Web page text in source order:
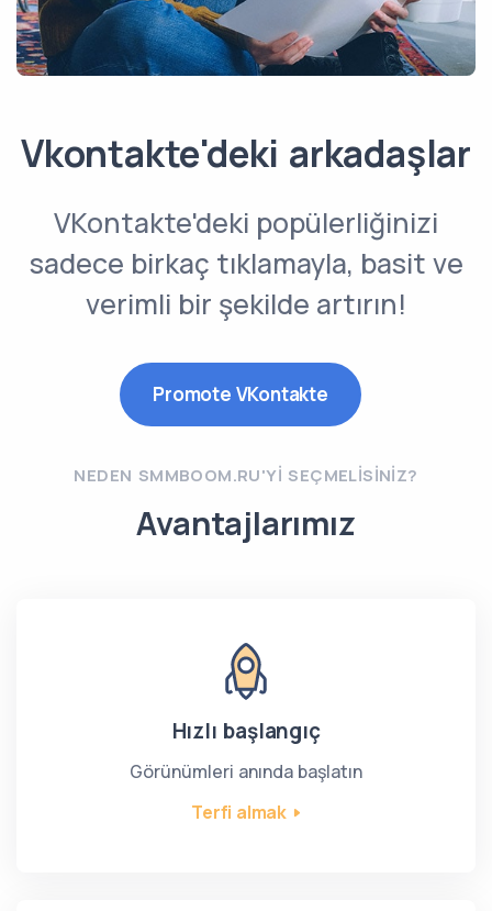
Vkontakte'deki arkadaşlar
VKontakte'deki popülerliğinizi
sadece birkaç tıklamayla, basit ve
verimli bir şekilde artırın!
Promote VKontakte
NEDEN SMMBOOM.RU'YI SEÇMELISINIZ?
Avantajlarımız
Hızlı başlangıç
Görünümleri anında başlatın
Terfi almak